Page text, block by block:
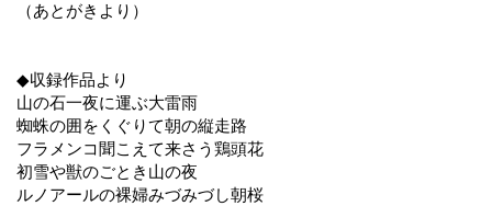
（あとがきより）
◆収録作品より
山の石一夜に運ぶ大雷雨
蜘蛛の囲をくぐりて朝の縦走路
フラメンコ聞こえて来さう鶏頭花
初雪や獣のごとき山の夜
ルノアールの裸婦みづみづし朝桜